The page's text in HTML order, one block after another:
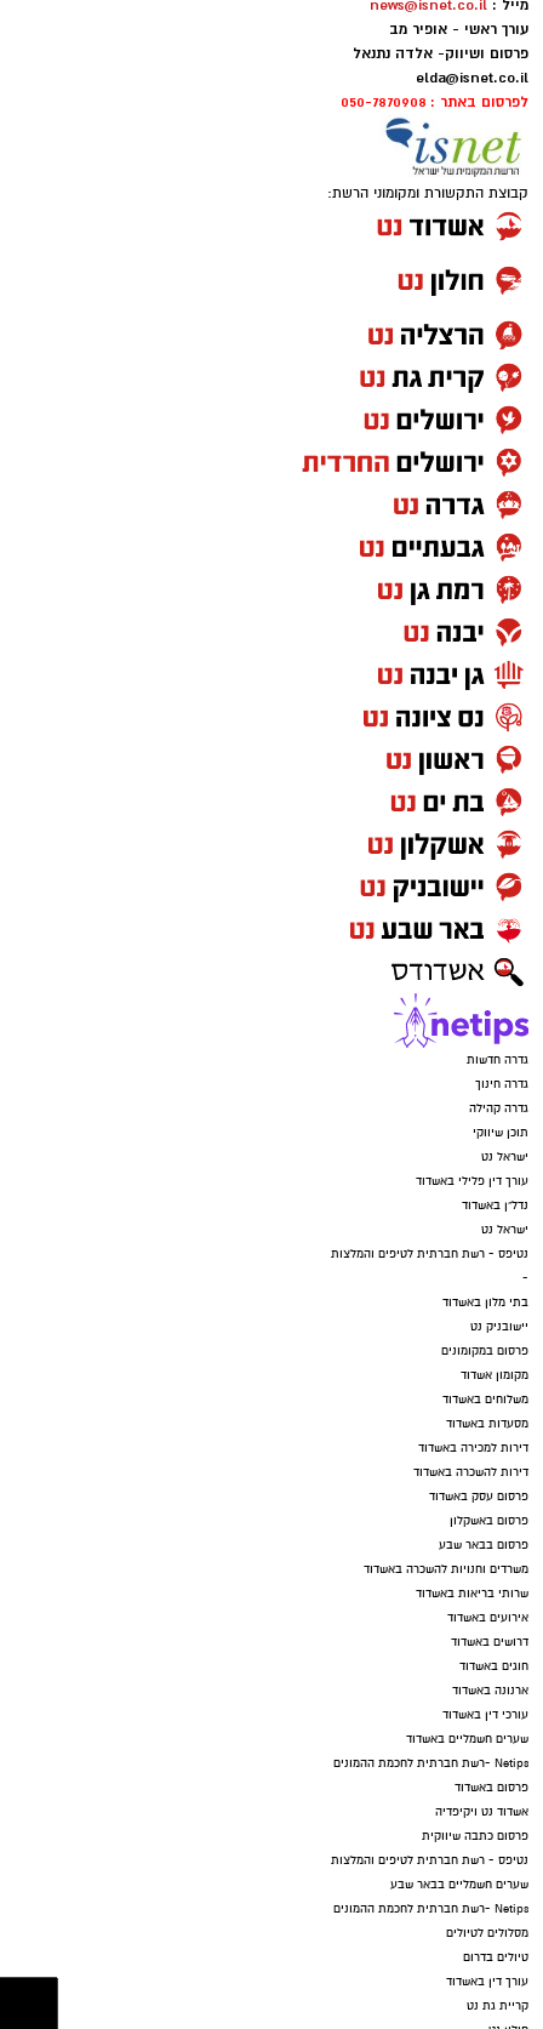
חדשותי? מצאתם טעות בכתבה? נשמח שתשתפו
אותנו
מייל : news@isnet.co.il
עורך ראשי - אופיר מב
פרסום ושיווק- אלדה נתנאל
elda@isnet.co.il
לפרסום באתר : 050-7870908
קבוצת התקשורת ומקומוני הרשת:
גדרה חדשות
גדרה חינוך
גדרה קהילה
תוכן שיווקי
ישראל נט
עורך דין פלילי באשדוד
נדל"ן באשדוד
ישראל נט
נטיפס - רשת חברתית לטיפים והמלצות
-
בתי מלון באשדוד
יישובניק נט
פרסום במקומונים
מקומון אשדוד
משלוחים באשדוד
מסעדות באשדוד
דירות למכירה באשדוד
דירות להשכרה באשדוד
פרסום עסק באשדוד
פרסום באשקלון
פרסום בבאר שבע
משרדים וחנויות להשכרה באשדוד
שרותי בריאות באשדוד
אירועים באשדוד
דרושים באשדוד
חוגים באשדוד
ארנונה באשדוד
עורכי דין באשדוד
שערים חשמליים באשדוד
Netips -רשת חברתית לחכמת ההמונים
פרסום באשדוד
אשדוד נט ויקיפדיה
פרסום כתבה שיווקית
נטיפס - רשת חברתית לטיפים והמלצות
שערים חשמליים בבאר שבע
Netips -רשת חברתית לחכמת ההמונים
מסלולים לטיולים
טיולים בדרום
עורך דין באשדוד
קריית גת נט